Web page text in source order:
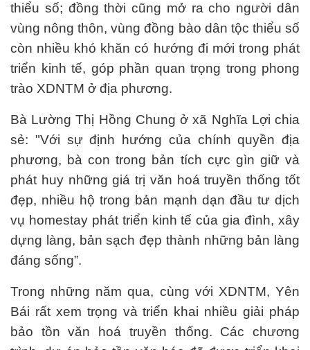
thiểu số; đồng thời cũng mở ra cho người dân
vùng nông thôn, vùng đồng bào dân tộc thiểu số
còn nhiều khó khăn có hướng đi mới trong phát
triển kinh tế, góp phần quan trọng trong phong
trào XDNTM ở địa phương.
Bà Lường Thị Hồng Chung ở xã Nghĩa Lợi chia
sẻ: "Với sự định hướng của chính quyền địa
phương, bà con trong bản tích cực gìn giữ và
phát huy những giá trị văn hoá truyền thống tốt
đẹp, nhiều hộ trong bản mạnh dạn đầu tư dịch
vụ homestay phát triển kinh tế của gia đình, xây
dựng làng, bản sạch đẹp thành những bản làng
đáng sống”.
Trong những năm qua, cùng với XDNTM, Yên
Bái rất xem trọng và triển khai nhiều giải pháp
bảo tồn văn hoá truyền thống. Các chương